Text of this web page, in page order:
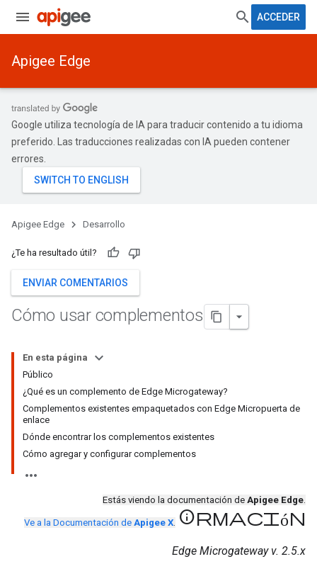
ACCEDER
Apigee Edge
Google utiliza tecnología de IA para traducir contenido a tu idioma
preferido. Las traducciones realizadas con IA pueden contener
errores.
Apigee Edge Desarrollo
¿Te ha resultado útil?
ENVIAR COMENTARIOS
Cómo usar complementos
En esta página
Público
¿Qué es un complemento de Edge Microgateway?
Complementos existentes empaquetados con Edge Micropuerta de
enlace
Dónde encontrar los complementos existentes
Cómo agregar y configurar complementos
Estás viendo la documentación de Apigee Edge.
Ve a la Documentación de Apigee X. información
Edge Microgateway v. 2.5.x